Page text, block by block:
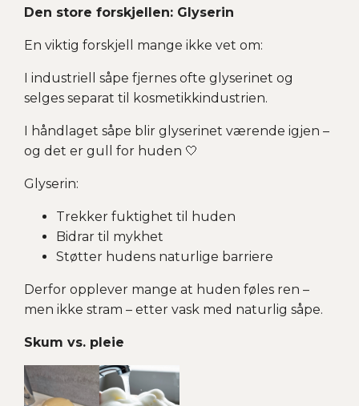
Den store forskjellen: Glyserin
En viktig forskjell mange ikke vet om:
I industriell såpe fjernes ofte glyserinet og
selges separat til kosmetikkindustrien.
I håndlaget såpe blir glyserinet værende igjen –
og det er gull for huden 🤍
Glyserin:
Trekker fuktighet til huden
Bidrar til mykhet
Støtter hudens naturlige barriere
Derfor opplever mange at huden føles ren –
men ikke stram – etter vask med naturlig såpe.
Skum vs. pleie